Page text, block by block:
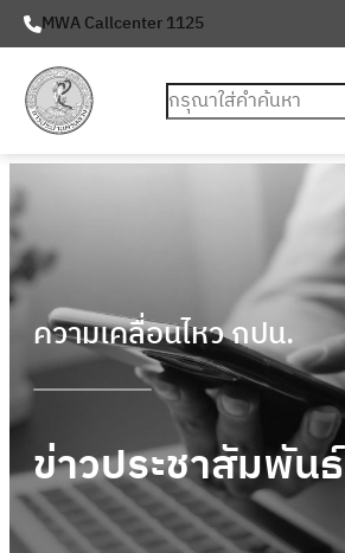
MWA Callcenter 1125
ค้นหา
ความเคลื่อนไหว กปน.
ข่าวประชาสัมพันธ์